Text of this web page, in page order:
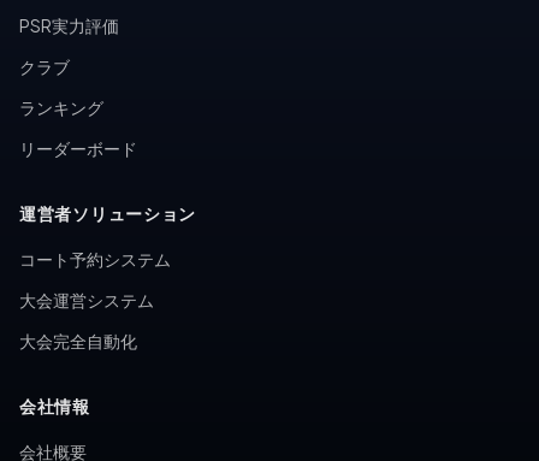
PSR実力評価
クラブ
ランキング
リーダーボード
運営者ソリューション
コート予約システム
大会運営システム
大会完全自動化
会社情報
会社概要